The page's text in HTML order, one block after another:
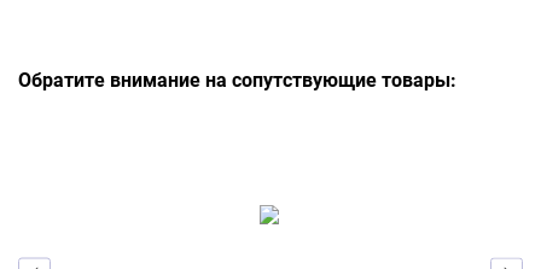
Обратите внимание на сопутствующие товары: